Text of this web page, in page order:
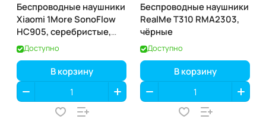
Беспроводные наушники
Xiaomi 1More SonoFlow
HC905, серебристые,
версия EU
Доступно
В корзину
Беспроводные наушники
RealMe T310 RMA2303,
чёрные
Доступно
В корзину